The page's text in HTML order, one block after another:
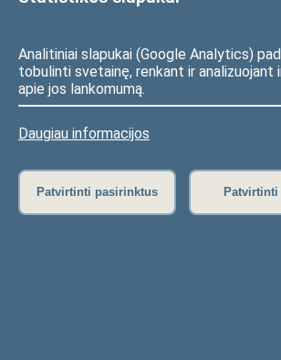
Analitiniai slapukai (Google Analytics)
tobulinti svetainę, renkant ir analizuojant
apie jos lankomumą.
Daugiau informacijos
Patvirtinti pasirinktus
Seimo narių balsavimų
Pradžia
2024-07-18
Rinkliavų įstatymo Nr.
Atliekų tvarkymo
(XIVP-3775(3))
Lietuvos gyventojų
Seimo nutarimo „Dėl
Respublikos Seimo
Seimo nutarimo „Dėl
Respublikos Seimo